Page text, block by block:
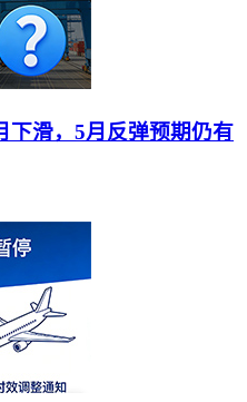
下滑，5月反弹预期仍有